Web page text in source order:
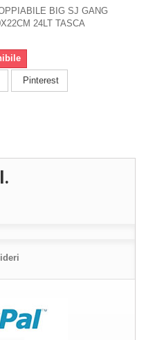
BIG SJ GANG
24LT TASCA
Pinterest